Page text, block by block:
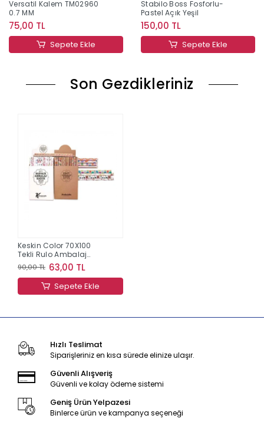
Versatil Kalem TM02960
0.7 MM
75,00 TL
Sepete Ekle
Stabilo Boss Fosforlu-
Pastel Açık Yeşil
150,00 TL
Sepete Ekle
Son Gezdikleriniz
Keskin Color 70X100
Tekli Rulo Ambalaj
Kağıdı
90,00 TL 63,00 TL
Sepete Ekle
Hızlı Teslimat
Siparişleriniz en kısa sürede elinize ulaşır.
Güvenli Alışveriş
Güvenli ve kolay ödeme sistemi
Geniş Ürün Yelpazesi
Binlerce ürün ve kampanya seçeneği